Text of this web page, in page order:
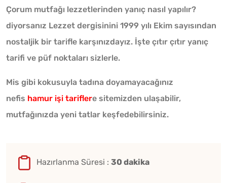
Çorum mutfağı lezzetlerinden yanıç nasıl yapılır?
diyorsanız Lezzet dergisinini 1999 yılı Ekim sayısından
nostaljik bir tarifle karşınızdayız. İşte çıtır çıtır yanıç
tarifi ve püf noktaları sizlerle.
Mis gibi kokusuyla tadına doyamayacağınız
nefis hamur işi tariflere sitemizden ulaşabilir,
mutfağınızda yeni tatlar keşfedebilirsiniz.
Hazırlanma Süresi : 30 dakika